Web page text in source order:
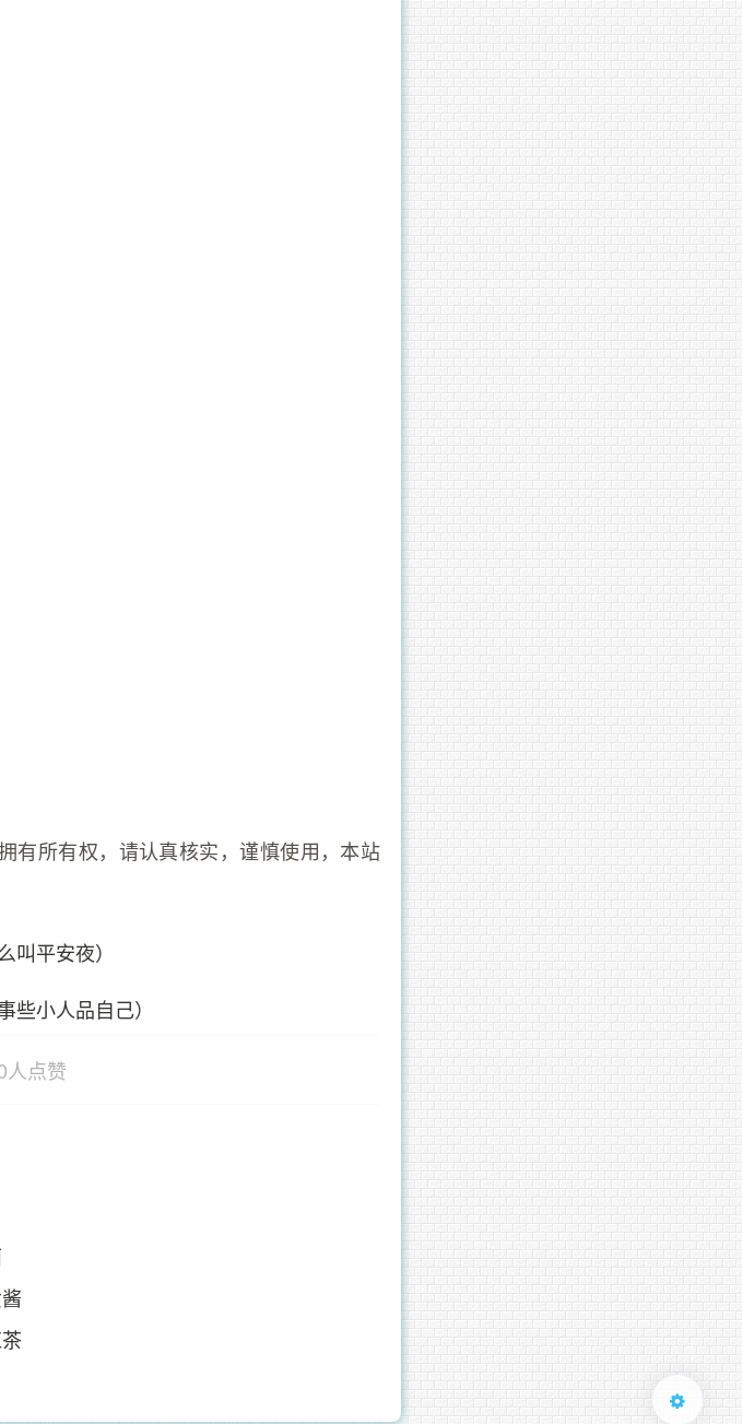
有所有权，请认真核实，谨慎使用，本站
平安夜）
小人品自己）
人点赞